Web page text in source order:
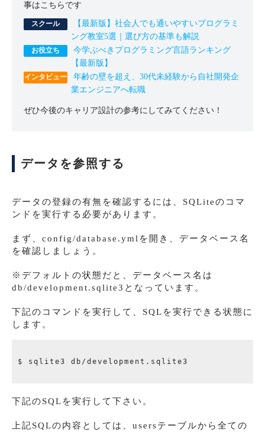
事はこちらです
【最新版】社会人でも通いやすいプログラミ
ング教室5選｜選び方の基準も解説
今学ぶべきプログラミング言語ランキング
【最新版】
年齢の壁を超え、30代未経験から自社開発企
業エンジニアへ転職
ぜひ今後のキャリア設計の参考にしてみてください！
データを参照する
データの登録の有無を確認するには、SQLiteのコマ
ンドを実行する必要があります。
まず、config/database.ymlを開き、データベース名
を確認しましょう。
※デフォルトの状態だと、データベース名は
db/development.sqlite3となっています。
下記のコマンドを実行して、SQLを実行できる状態に
します。
$ sqlite3 db/development.sqlite3
下記のSQLを実行して下さい。
上記SQLの内容としては、usersテーブルから全ての